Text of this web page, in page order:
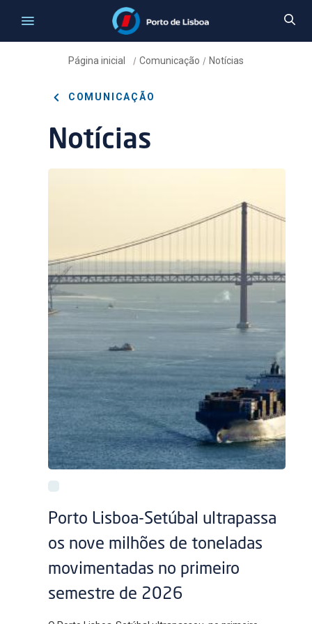
Página inicial / Comunicação / Notícias
COMUNICAÇÃO
Notícias
Porto Lisboa-Setúbal ultrapassa
os nove milhões de toneladas
movimentadas no primeiro
semestre de 2026